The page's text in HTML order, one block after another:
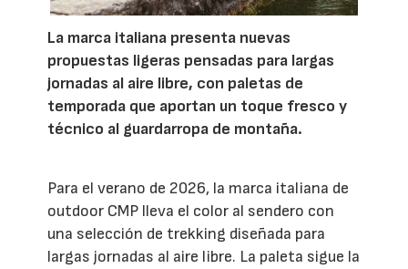
La marca italiana presenta nuevas
propuestas ligeras pensadas para largas
jornadas al aire libre, con paletas de
temporada que aportan un toque fresco y
técnico al guardarropa de montaña.
Para el verano de 2026, la marca italiana de
outdoor CMP lleva el color al sendero con
una selección de trekking diseñada para
largas jornadas al aire libre. La paleta sigue la